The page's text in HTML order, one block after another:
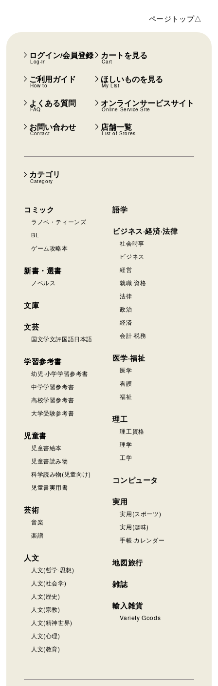
ページトップ△
カテゴリ
Category
コミック
ラノベ・ティーンズ
BL
ゲーム攻略本
新書・選書
ノベルス
文庫
文芸
国文学文評国語日本語
学習参考書
幼児·小学学習参考書
中学学習参考書
高校学習参考書
大学受験参考書
児童書
児童書絵本
児童書読み物
科学読み物(児童向け)
児童書実用書
芸術
音楽
楽譜
人文
人文(哲学·思想)
人文(社会学)
人文(歴史)
人文(宗教)
人文(精神世界)
人文(心理)
人文(教育)
語学
ビジネス·経済·法律
社会時事
ビジネス
経営
就職·資格
法律
政治
経済
会計·税務
医学·福祉
医学
看護
福祉
理工
理工資格
理学
工学
コンピュータ
実用
実用(スポーツ)
実用(趣味)
手帳·カレンダー
地図旅行
雑誌
輸入雑貨
Variety Goods
ログイン/会員登録
Log-in
カートを見る
Cart
ご利用ガイド
How to
ほしいものを見る
My List
よくある質問
FAQ
オンラインサービスサイト
Online Service Site
お問い合わせ
Contact
店舗一覧
List of Stores